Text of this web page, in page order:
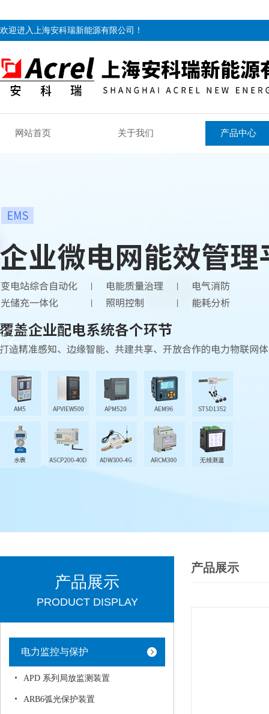
欢迎进入上海安科瑞新能源有限公司！
网站首页 关于我们 产品中心
产品展示
PRODUCT DISPLAY
电力监控与保护
APD 系列局放监测装置
ARB6弧光保护装置
产品展示